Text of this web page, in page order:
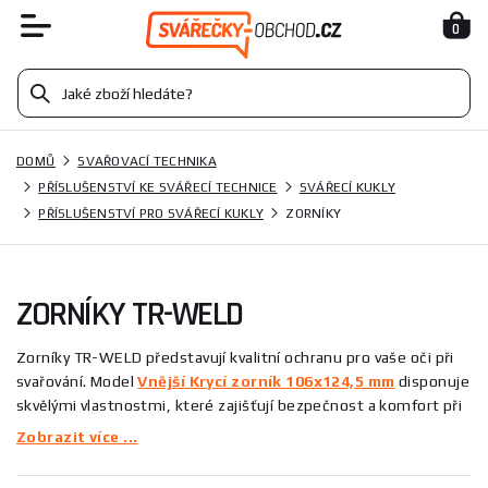
0
DOMŮ
SVAŘOVACÍ TECHNIKA
PŘÍSLUŠENSTVÍ KE SVÁŘECÍ TECHNICE
SVÁŘECÍ KUKLY
PŘÍSLUŠENSTVÍ PRO SVÁŘECÍ KUKLY
ZORNÍKY
ZORNÍKY TR-WELD
Zorníky TR-WELD představují kvalitní ochranu pro vaše oči při
svařování. ModelVnější Krycí zorník 106x124,5 mm disponuje
skvělými vlastnostmi, které zajišťují bezpečnost a komfort při
práci. Zorníky TR-WELD vyznávají prvotřídní materiály a
použití. Kromě toho v naší nabídce najdete i další kvalitní
Zobrazit více ...